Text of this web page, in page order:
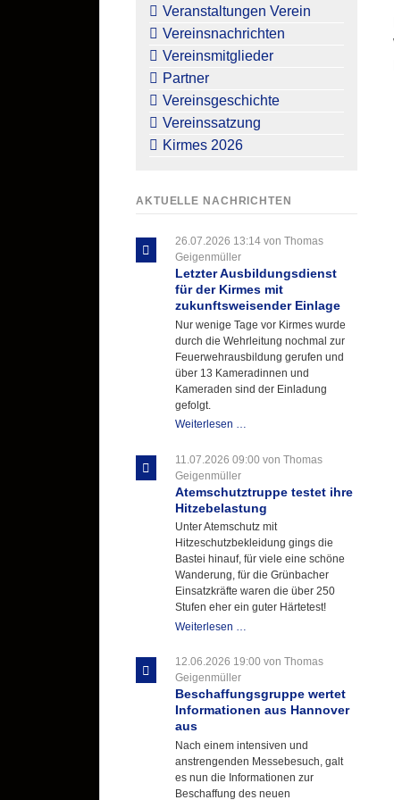
überspringen
Veranstaltungen Verein
Vereinsnachrichten
Vereinsmitglieder
Partner
Vereinsgeschichte
Vereinssatzung
Kirmes 2026
AKTUELLE NACHRICHTEN
26.07.2026 13:14 von Thomas
Geigenmüller
Letzter Ausbildungsdienst
für der Kirmes mit
zukunftsweisender Einlage
Nur wenige Tage vor Kirmes wurde
durch die Wehrleitung nochmal zur
Feuerwehrausbildung gerufen und
über 13 Kameradinnen und
Kameraden sind der Einladung
gefolgt.
Weiterlesen …
für
Kirmes
mit
zukunftsweisender
Einlage
11.07.2026 09:00 von Thomas
Geigenmüller
Atemschutztruppe testet ihre
Hitzebelastung
Unter Atemschutz mit
Hitzeschutzbekleidung gings die
Bastei hinauf, für viele eine schöne
Wanderung, für die Grünbacher
Einsatzkräfte waren die über 250
Stufen eher ein guter Härtetest!
Weiterlesen …
ihre
12.06.2026 19:00 von Thomas
Geigenmüller
Beschaffungsgruppe wertet
Informationen aus Hannover
aus
Nach einem intensiven und
anstrengenden Messebesuch, galt
es nun die Informationen zur
Beschaffung des neuen